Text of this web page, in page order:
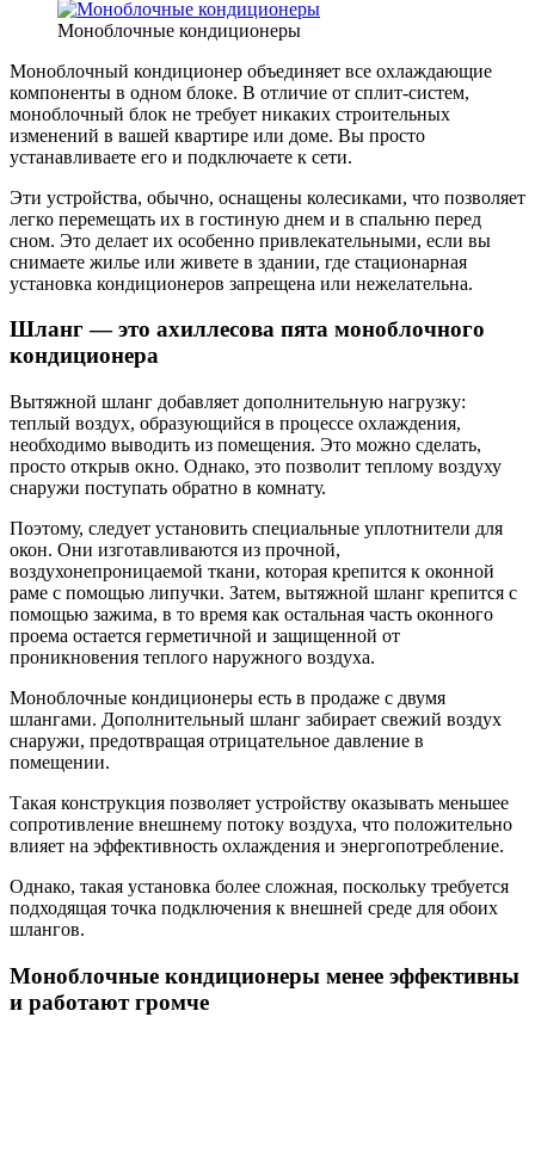
Моноблочные кондиционеры
Моноблочный кондиционер объединяет все охлаждающие
компоненты в одном блоке. В отличие от сплит-систем,
моноблочный блок не требует никаких строительных
изменений в вашей квартире или доме. Вы просто
устанавливаете его и подключаете к сети.
Эти устройства, обычно, оснащены колесиками, что позволяет
легко перемещать их в гостиную днем ​​и в спальню перед
сном. Это делает их особенно привлекательными, если вы
снимаете жилье или живете в здании, где стационарная
установка кондиционеров запрещена или нежелательна.
Шланг — это ахиллесова пята моноблочного
кондиционера
Вытяжной шланг добавляет дополнительную нагрузку:
теплый воздух, образующийся в процессе охлаждения,
необходимо выводить из помещения. Это можно сделать,
просто открыв окно. Однако, это позволит теплому воздуху
снаружи поступать обратно в комнату.
Поэтому, следует установить специальные уплотнители для
окон. Они изготавливаются из прочной,
воздухонепроницаемой ткани, которая крепится к оконной
раме с помощью липучки. Затем, вытяжной шланг крепится с
помощью зажима, в то время как остальная часть оконного
проема остается герметичной и защищенной от
проникновения теплого наружного воздуха.
Моноблочные кондиционеры есть в продаже с двумя
шлангами. Дополнительный шланг забирает свежий воздух
снаружи, предотвращая отрицательное давление в
помещении.
Такая конструкция позволяет устройству оказывать меньшее
сопротивление внешнему потоку воздуха, что положительно
влияет на эффективность охлаждения и энергопотребление.
Однако, такая установка более сложная, поскольку требуется
подходящая точка подключения к внешней среде для обоих
шлангов.
Моноблочные кондиционеры менее эффективны
и работают громче